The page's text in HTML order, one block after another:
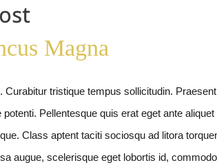
Magna
tristique tempus sollicitudin.
Pellentesque quis erat eget ante
Class aptent taciti sociosqu ad litora
augue, scelerisque eget lobortis id,